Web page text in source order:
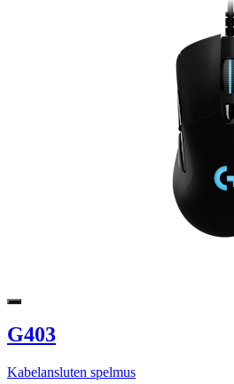
G403
Kabelansluten spelmus